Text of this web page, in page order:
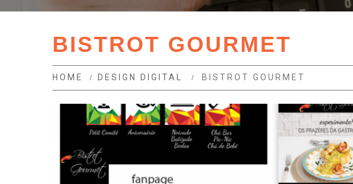
BISTROT GOURMET
HOME DESIGN DIGITAL BISTROT GOURMET